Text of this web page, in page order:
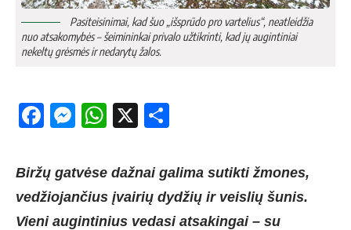
Pasiteisinimai, kad šuo „išsprūdo pro vartelius“, neatleidžia
nuo atsakomybės – šeimininkai privalo užtikrinti, kad jų augintiniai
nekeltų grėsmės ir nedarytų žalos.
Facebook
Messenger
WhatsApp
X
Biržų gatvėse dažnai galima sutikti žmones,
vedžiojančius įvairių dydžių ir veislių šunis.
Vieni augintinius vedasi atsakingai – su